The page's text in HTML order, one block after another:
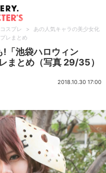
コスプレ >
あの人気キャラの美少女化
レまとめ
!「池袋ハロウィン
まとめ（写真 29/35）
2018.10.30 17:00